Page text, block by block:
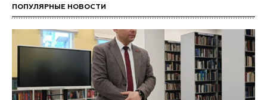
ПОПУЛЯРНЫЕ НОВОСТИ